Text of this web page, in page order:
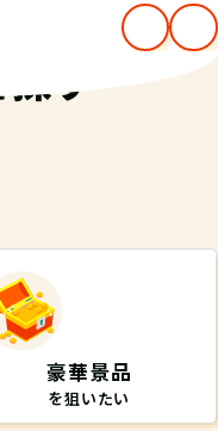
す
豪華景品
を狙いたい